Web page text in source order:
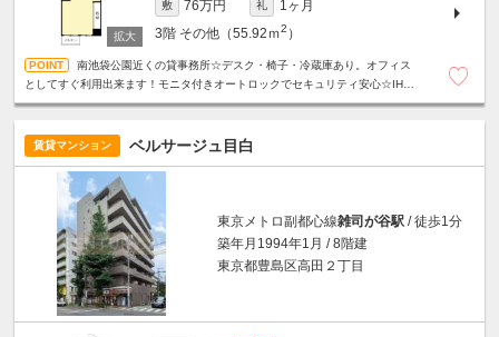
敷 76万円 礼
1ヶ月
3階 その他（55.92ｍ2 ）
南池袋公園近くの貸事務所☆デスク・椅子・冷蔵庫あり。オフィス
としてすぐ利用出来ます！モニタ付きオートロックでセキュリティ安心☆IH3
賃貸マンション ベルサージュ目白
東京メトロ副都心線雑司が谷駅 / 徒歩1分
築年月1994年1月 / 8階建
東京都豊島区高田２丁目